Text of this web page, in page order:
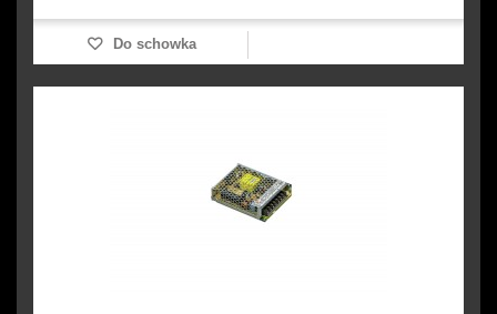
Do schowka